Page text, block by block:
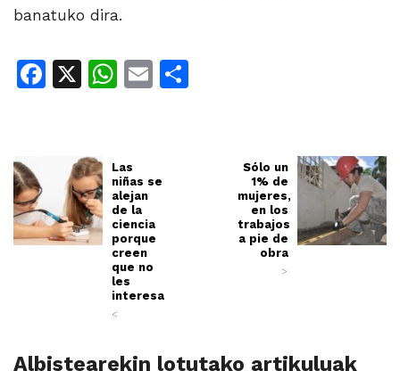
banatuko dira.
Facebook
X WhatsApp
Email
Las
niñas se
alejan
de la
ciencia
porque
creen
que no
les
interesa
<
Sólo un
1% de
mujeres,
en los
trabajos
a pie de
obra
>
Albistearekin lotutako artikuluak